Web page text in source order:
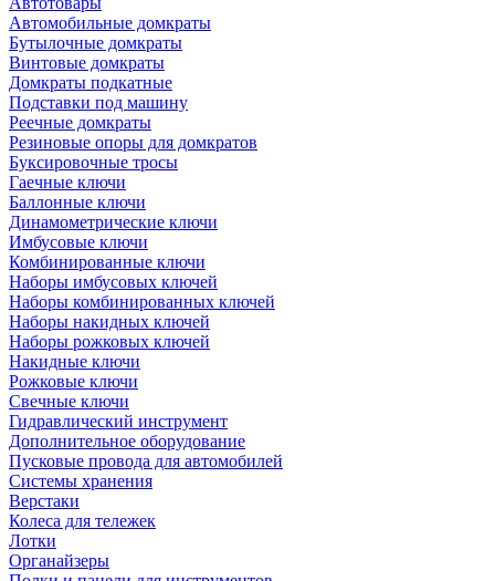
Автомобильные домкраты
Бутылочные домкраты
Винтовые домкраты
Домкраты подкатные
Подставки под машину
Реечные домкраты
Резиновые опоры для домкратов
Буксировочные тросы
Гаечные ключи
Баллонные ключи
Динамометрические ключи
Имбусовые ключи
Комбинированные ключи
Наборы имбусовых ключей
Наборы комбинированных ключей
Наборы накидных ключей
Наборы рожковых ключей
Накидные ключи
Рожковые ключи
Свечные ключи
Гидравлический инструмент
Дополнительное оборудование
Пусковые провода для автомобилей
Системы хранения
Верстаки
Колеса для тележек
Лотки
Органайзеры